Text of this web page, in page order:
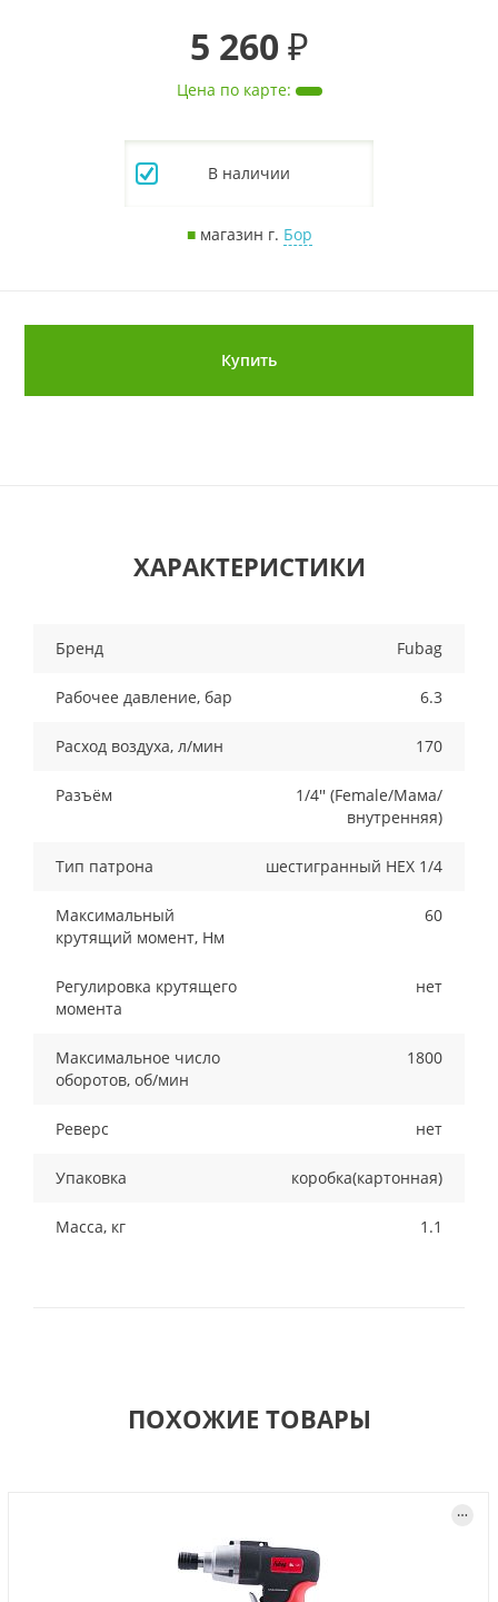
5 260 ₽
Цена по карте:
В наличии
■магазин г. Бор
Купить
ХАРАКТЕРИСТИКИ
Бренд Fubag
Рабочее давление, бар 6.3
Расход воздуха, л/мин 170
Разъём
1/4'' (Female/Мама/
внутренняя)
Тип патрона шестигранный HEX 1/4
Максимальный
крутящий момент, Нм
60
Регулировка крутящего
момента
нет
Максимальное число
оборотов, об/мин
1800
Реверс нет
Упаковка коробка(картонная)
Масса, кг 1.1
ПОХОЖИЕ ТОВАРЫ